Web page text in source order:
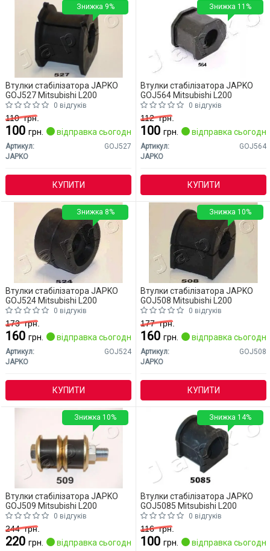
Втулки стабілізатора JAPKO
GOJ527 Mitsubishi L200
0 відгуків
110грн.
100 грн. відправка сьогодні
Артикул:
GOJ527
JAPKO
КУПИТИ
Знижка 9%
Втулки стабілізатора JAPKO
GOJ564 Mitsubishi L200
0 відгуків
112грн.
100 грн. відправка сьогодні
Артикул:
GOJ564
JAPKO
КУПИТИ
Знижка 11%
Втулки стабілізатора JAPKO
GOJ524 Mitsubishi L200
0 відгуків
173грн.
160 грн. відправка сьогодні
Артикул:
GOJ524
JAPKO
КУПИТИ
Знижка 8%
Втулки стабілізатора JAPKO
GOJ508 Mitsubishi L200
0 відгуків
177грн.
160 грн. відправка сьогодні
Артикул:
GOJ508
JAPKO
КУПИТИ
Знижка 10%
Втулки стабілізатора JAPKO
GOJ509 Mitsubishi L200
0 відгуків
244грн.
220 грн. відправка сьогодні
Знижка 10%
Втулки стабілізатора JAPKO
GOJ5085 Mitsubishi L200
0 відгуків
116грн.
100 грн. відправка сьогодні
Знижка 14%